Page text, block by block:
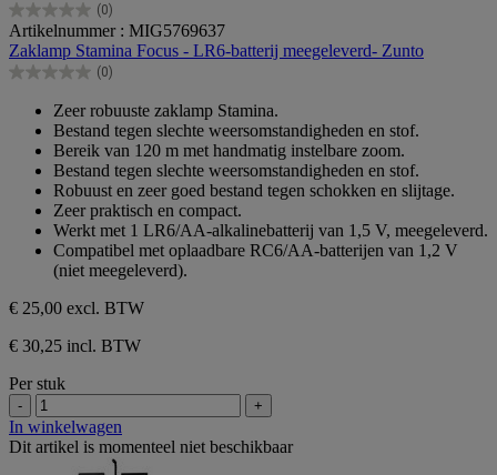
(0)
0.0
van
de
5
Artikelnummer : MIG5769637
Zaklamp Stamina Focus - LR6-batterij meegeleverd- Zunto
(0)
0.0
sterren.
Zeer robuuste zaklamp Stamina.
Bestand tegen slechte weersomstandigheden en stof.
Bereik van 120 m met handmatig instelbare zoom.
Bestand tegen slechte weersomstandigheden en stof.
Robuust en zeer goed bestand tegen schokken en slijtage.
Zeer praktisch en compact.
Werkt met 1 LR6/AA-alkalinebatterij van 1,5 V, meegeleverd.
Compatibel met oplaadbare RC6/AA-batterijen van 1,2 V
(niet meegeleverd).
€ 25,00 excl. BTW
€ 30,25 incl. BTW
Per stuk
- +
In winkelwagen
Dit artikel is momenteel niet beschikbaar